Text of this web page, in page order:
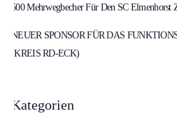
500 Mehrwegbecher Für Den SC Elmenhorst
NEUER SPONSOR FÜR DAS
(KREIS RD-ECK)
Kategorien